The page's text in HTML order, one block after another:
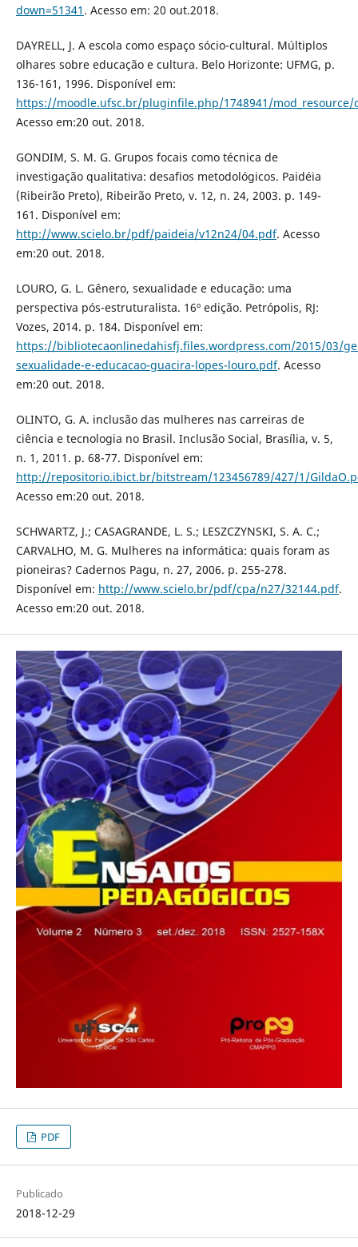
down=51341 . Acesso em: 20 out.2018.
DAYRELL, J. A escola como espaço sócio-cultural. Múltiplos
olhares sobre educação e cultura. Belo Horizonte: UFMG, p.
136-161, 1996. Disponível em:
https://moodle.ufsc.br/pluginfile.php/1748941/mod_resource/
Acesso em:20 out. 2018.
GONDIM, S. M. G. Grupos focais como técnica de
investigação qualitativa: desafios metodológicos. Paidéia
(Ribeirão Preto), Ribeirão Preto, v. 12, n. 24, 2003. p. 149-
161. Disponível em:
http://www.scielo.br/pdf/paideia/v12n24/04.pdf. Acesso
em:20 out. 2018.
LOURO, G. L. Gênero, sexualidade e educação: uma
perspectiva pós-estruturalista. 16º edição. Petrópolis, RJ:
Vozes, 2014. p. 184. Disponível em:
https://bibliotecaonlinedahisfj.files.wordpress.com/2015/03/
sexualidade-e-educacao-guacira-lopes-louro.pdf. Acesso
em:20 out. 2018.
OLINTO, G. A. inclusão das mulheres nas carreiras de
ciência e tecnologia no Brasil. Inclusão Social, Brasília, v. 5,
n. 1, 2011. p. 68-77. Disponível em:
http://repositorio.ibict.br/bitstream/123456789/427/1/
Acesso em:20 out. 2018.
SCHWARTZ, J.; CASAGRANDE, L. S.; LESZCZYNSKI, S. A. C.;
CARVALHO, M. G. Mulheres na informática: quais foram as
pioneiras? Cadernos Pagu, n. 27, 2006. p. 255-278.
Disponível em: http://www.scielo.br/pdf/cpa/n27/32144.pdf.
Acesso em:20 out. 2018.
PDF
Publicado
2018-12-29